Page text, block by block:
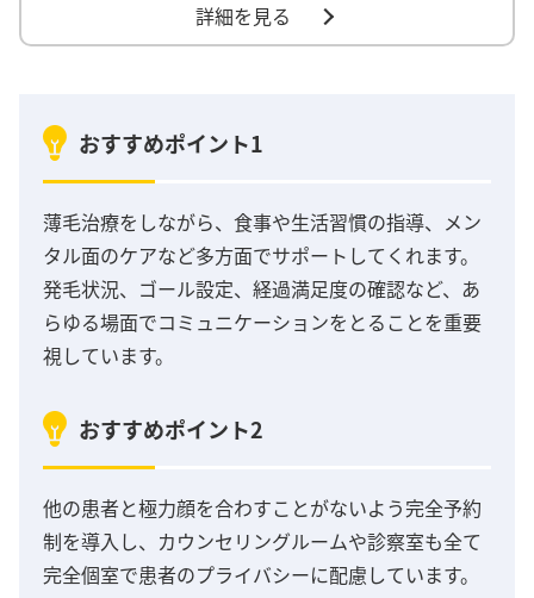
詳細を見る
おすすめポイント1
薄毛治療をしながら、食事や生活習慣の指導、メン
タル面のケアなど多方面でサポートしてくれます。
発毛状況、ゴール設定、経過満足度の確認など、あ
らゆる場面でコミュニケーションをとることを重要
視しています。
おすすめポイント2
他の患者と極力顔を合わすことがないよう完全予約
制を導入し、カウンセリングルームや診察室も全て
完全個室で患者のプライバシーに配慮しています。